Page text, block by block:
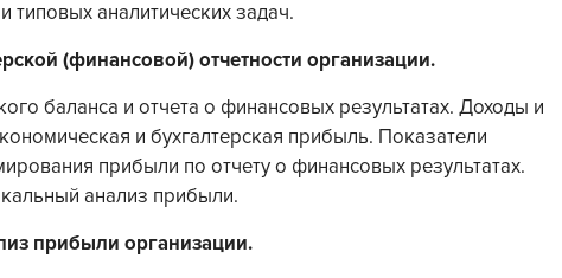
аналитических задач.
(финансовой) отчетности организации.
баланса и отчета о финансовых результатах. Доходы и
и бухгалтерская прибыль. Показатели
прибыли по отчету о финансовых результатах.
анализ прибыли.
прибыли организации.